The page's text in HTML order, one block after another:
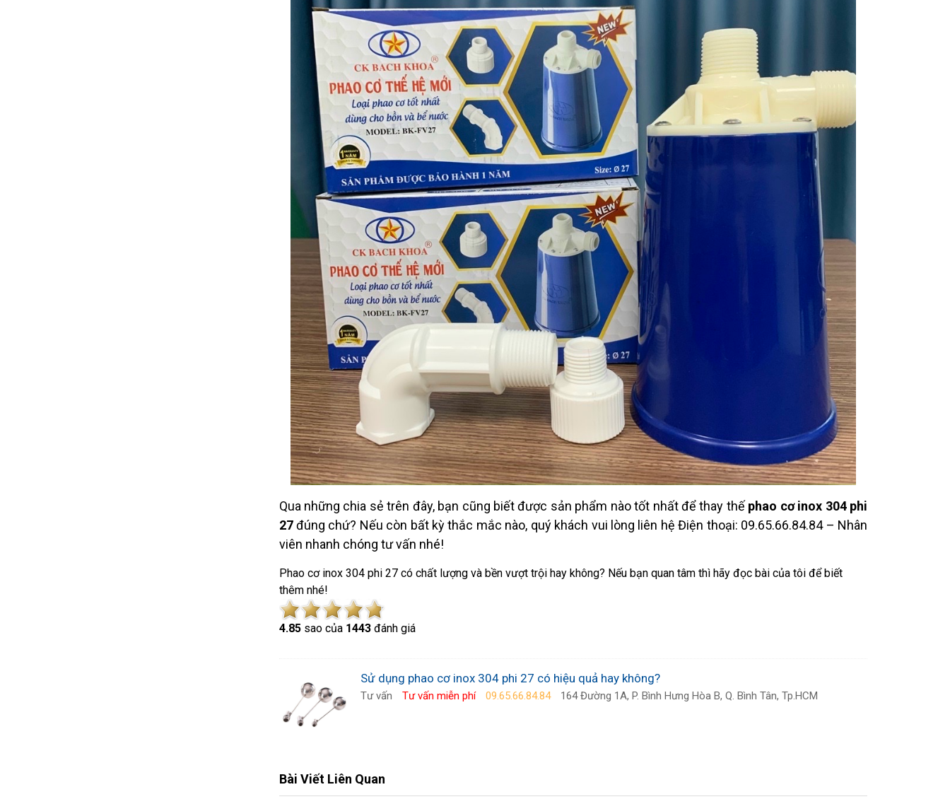
Qua những chia sẻ trên đây, bạn cũng biết được sản phẩm nào tốt nhất để thay thế phao cơ inox 304 phi
27đúng chứ? Nếu còn bất kỳ thắc mắc nào, quý khách vui lòng liên hệ Điện thoại: 09.65.66.84.84 – Nhân
viên nhanh chóng tư vấn nhé!
Phao cơ inox 304 phi 27 có chất lượng và bền vượt trội hay không? Nếu bạn quan tâm thì hãy đọc bài của tôi để biết
thêm nhé!
4.85sao của 1443đánh giá
Sử dụng phao cơ inox 304 phi 27 có hiệu quả hay không?
Tư vấn Tư vấn miễn phí 09.65.66.84.84 164 Đường 1A, P. Bình Hưng Hòa B, Q. Bình Tân, Tp.HCM
Bài Viết Liên Quan